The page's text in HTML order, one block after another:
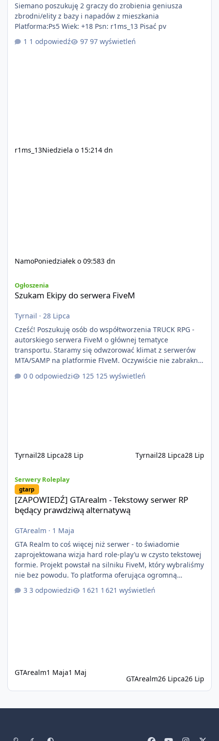
Siemano poszukuję 2 graczy do zrobienia geniusza
zbrodni/elity z bazy i napadów z mieszkania
Platforma:Ps5 Wiek: +18 Psn: r1ms_13 Pisać pv
1 odpowiedź
97 wyświetleń
r1ms_13Niedziela o 15:214 dn
NamoPoniedziałek o 09:583 dn
Ogłoszenia
Szukam Ekipy do serwera FiveM
Tyrnail · 28 Lipca
Cześć! Poszukuję osób do współtworzenia TRUCK RPG -
autorskiego serwera FiveM o głównej tematyce
transportu. Staramy się odwzorować klimat z serwerów
MTA/SAMP na platformie FIveM. Oczywiście nie zabraknie
kontentu dla graczy którzy chcą robić coś innego niż
jeździć ciężarówką. Projekt tworzony jest od podstaw z
0 odpowiedzi 125 wyświetleń
Tyrnail28 Lipca28 Lip Tyrnail28 Lipca28 Lip
Serwery Roleplay
gtarp
[ZAPOWIEDŹ] GTArealm - Tekstowy serwer RP
będący prawdziwą alternatywą
GTArealm · 1 Maja
GTA Realm to coś więcej niż serwer - to świadomie
zaprojektowana wizja hard role-play’u w czysto tekstowej
formie. Projekt powstał na silniku FiveM, który wybraliśmy
nie bez powodu. To platforma oferująca ogromną
elastyczność i znacznie szybszy rozwój systemów niż w
przypadku innych rozwiązań. Usprawniona
3 odpowiedzi 1 621 wyświetleń
GTArealm1 Maja1 Maj
GTArealm26 Lipca26 Lip
Tryb jasnyTryb ciemnyPreferencje systemowe